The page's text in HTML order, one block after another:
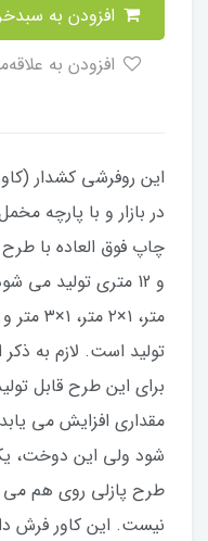
​​​​این روفرشی کشدار
در بازار و با پارچه
برای این طرح قابل
مقداری افزایش می
شود ولی این دوخت،
طرح پازلی روی هم می
نیست. این کاور فرش